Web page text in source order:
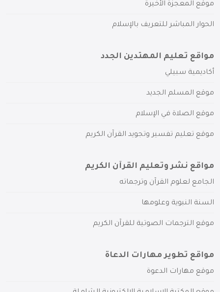
موقع المعجزة الأخيرة
الحوار المباشر للتعريف بالإسلام
مواقع تعليم المهتدين الجدد
أكاديمية سبيلي
موقع المسلم الجديد
موقع الصلاة في الإسلام
موقع تعليم تفسير وتجويد القرآن الكريم
مواقع نشر وتعليم القرآن الكريم
الجامع لعلوم القرآن وترجماته
السنة النبوية وعلومها
موقع الترجمات الصوتية للقرآن الكريم
مواقع تطوير مهارات الدعاة
موقع مهارات الدعوة